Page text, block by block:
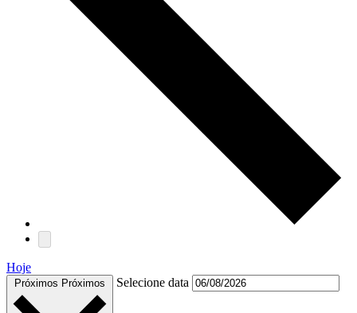
Hoje
Próximos Próximos Selecione data